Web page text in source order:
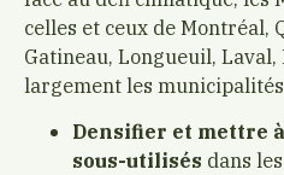
celles et ceux de Montréal,
Gatineau, Longueuil,
largement les municipalités
Densifier et mettre
sous-utilisés dans